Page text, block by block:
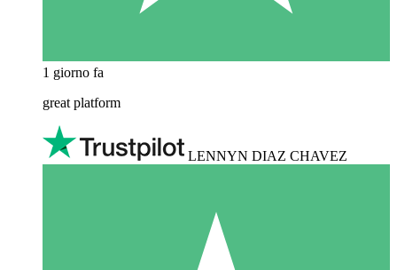
1 giorno fa
great platform
LENNYN DIAZ CHAVEZ